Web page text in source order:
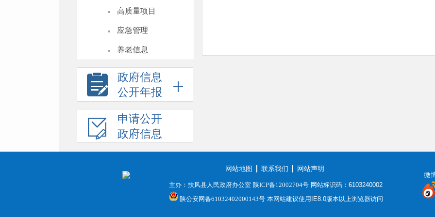
·
高质量项目
· 应急管理
· 养老信息
政府信息
公开年报
申请公开
政府信息
网站地图 联系我们 网站声明
主办：扶风县人民政府办公室 陕ICP备12002704号 网站标识码：6103240002
陕公安网备61032402000143号本网站建议使用IE8.0版本以上浏览器访问
微